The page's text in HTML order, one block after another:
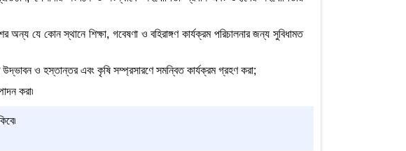
অন্য যে কোন স্থানে শিক্ষা, গবেষণা ও বহিরাঙ্গণ কার্যক্রম পরিচালনার জন্য সুবিধামত
ও হস্তান্তর এবং কৃষি সম্প্রসারণে সমন্বিত কার্যক্রম গ্রহণ করা;
করা৷